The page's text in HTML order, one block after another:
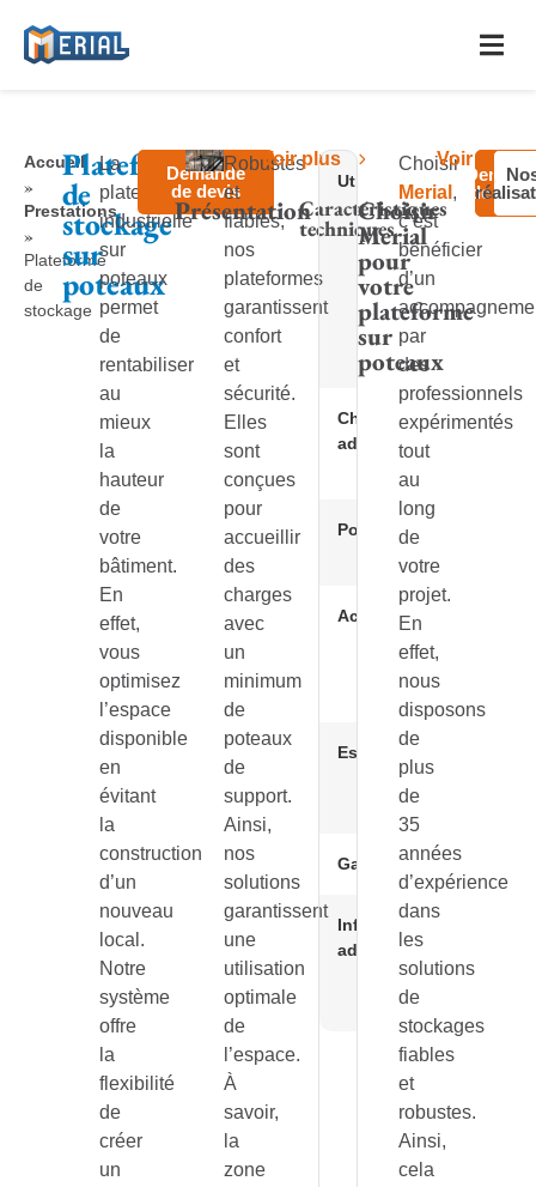
Accueil
»
Prestations
»
Plateforme
de
stockage
Plateforme
de
stockage
sur
poteaux
La
plateforme
industrielle
sur
poteaux
permet
de
rentabiliser
au
mieux
la
hauteur
de
votre
bâtiment.
En
effet,
vous
optimisez
l’espace
disponible
en
évitant
la
construction
d’un
nouveau
local.
Notre
système
offre
la
flexibilité
de
créer
un
Demande
de devis
Présentation
Robustes
et
fiables,
nos
plateformes
garantissent
confort
et
sécurité.
Elles
sont
conçues
pour
accueillir
des
charges
avec
un
minimum
de
poteaux
de
support.
Ainsi,
nos
solutions
garantissent
une
utilisation
optimale
de
l’espace.
À
savoir,
la
zone
Voirplus
Caractéristiques
techniques
Utilisation
Charge
admissible
de
Portée
Accès
Escalier
Garde-corps
Information
additionnelle
Choisir
Merial
pour
votre
plateforme
sur
poteaux
Choisir
Merial ,
c’est
bénéficier
d’un
par
des
professionnels
expérimentés
tout
au
long
de
votre
projet.
En
effet,
nous
disposons
de
plus
de
35
années
d’expérience
dans
les
solutions
de
stockages
fiables
et
robustes.
Ainsi,
cela
Voirplus
de